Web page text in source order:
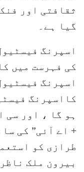
ثقافتی اور
گیا ہے۔
اسپرنگ
کی فہرست میں
اسپرنگ
+ اے آئی” کی
طرازی کو
بیرون ملک